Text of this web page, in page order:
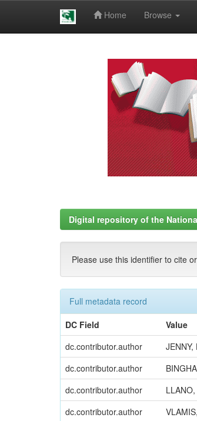
Home Browse
Digital repository of the
Please use this identifier to cite
Full metadata record
DC Field
Value
dc.contributor.author
JENNY,
dc.contributor.author
dc.contributor.author
dc.contributor.author